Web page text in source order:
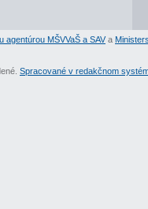
agentúrou MŠVVaŠ a SAVa
Spracované v redakčnom